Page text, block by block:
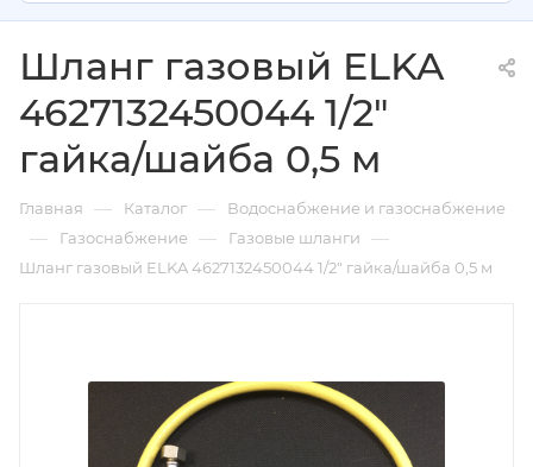
Шланг газовый ELKA
4627132450044 1/2"
гайка/шайба 0,5 м
Главная — Каталог — Водоснабжение и газоснабжение
— Газоснабжение — Газовые шланги —
Шланг газовый ELKA 4627132450044 1/2" гайка/шайба 0,5 м